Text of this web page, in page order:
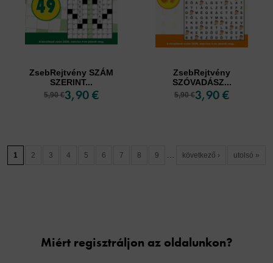
ZsebRejtvény SZÁM
SZERINT...
5,90 €3,90 €
ZsebRejtvény
SZÓVADÁSZ...
5,90 €3,90 €
1 2 3 4 5 6 7 8 9 következő › utolsó »
Miért regisztráljon az oldalunkon?